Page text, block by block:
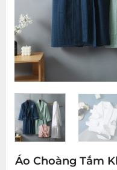
Áo Choàng Tắm